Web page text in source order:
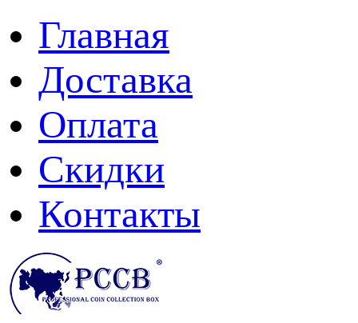
Главная
Доставка
Оплата
Скидки
Контакты